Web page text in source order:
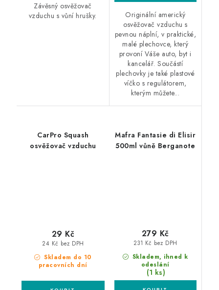
Závěsný osvěžovač
vzduchu s vůní hrušky.
Originální americký
osvěžovač vzduchu s
pevnou náplní, v praktické,
malé plechovce, který
provoní Váše auto, byt i
kancelář. Součástí
plechovky je také plastové
víčko s regulátorem,
kterým můžete...
CarPro Squash
osvěžovač vzduchu
Skladem do 10
pracovních dní
24 Kč bez DPH
29 Kč
Mafra Fantasie di Elisir
500ml vůně Berganote
Skladem, ihned k
odeslání
(1 ks)
231 Kč bez DPH
279 Kč